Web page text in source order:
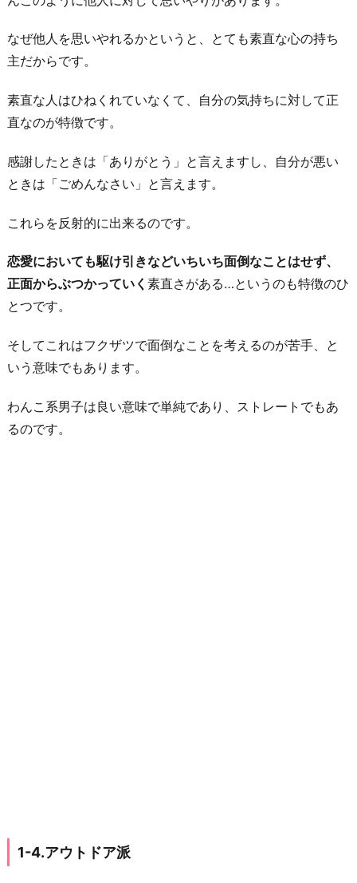
2
-
控
え
め
な
2
2.
い
じ
ぱ
で
素
子
なぜ他人を思いやれるかというと、とても素直な心の持ち
主だからです。
素直な人はひねくれていなくて、自分の気持ちに対して正
直なのが特徴です。
感謝したときは「ありがとう」と言えますし、自分が悪い
ときは「ごめんなさい」と言えます。
これらを反射的に出来るのです。
恋愛においても駆け引きなどいちいち面倒なことはせず、
正面からぶつかっていく 素直さがある…というのも特徴のひ
とつです。
そしてこれはフクザツで面倒なことを考えるのが苦手、と
いう意味でもあります。
わんこ系男子は良い意味で単純であり、ストレートでもあ
るのです。
1-4.アウトドア派